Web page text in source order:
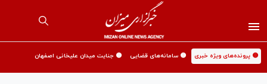
🟡 پرونده‌های ویژه خبری 🟡 سامانه‌های قضایی 🟡 جنایت میدان علیخانی اصفهان